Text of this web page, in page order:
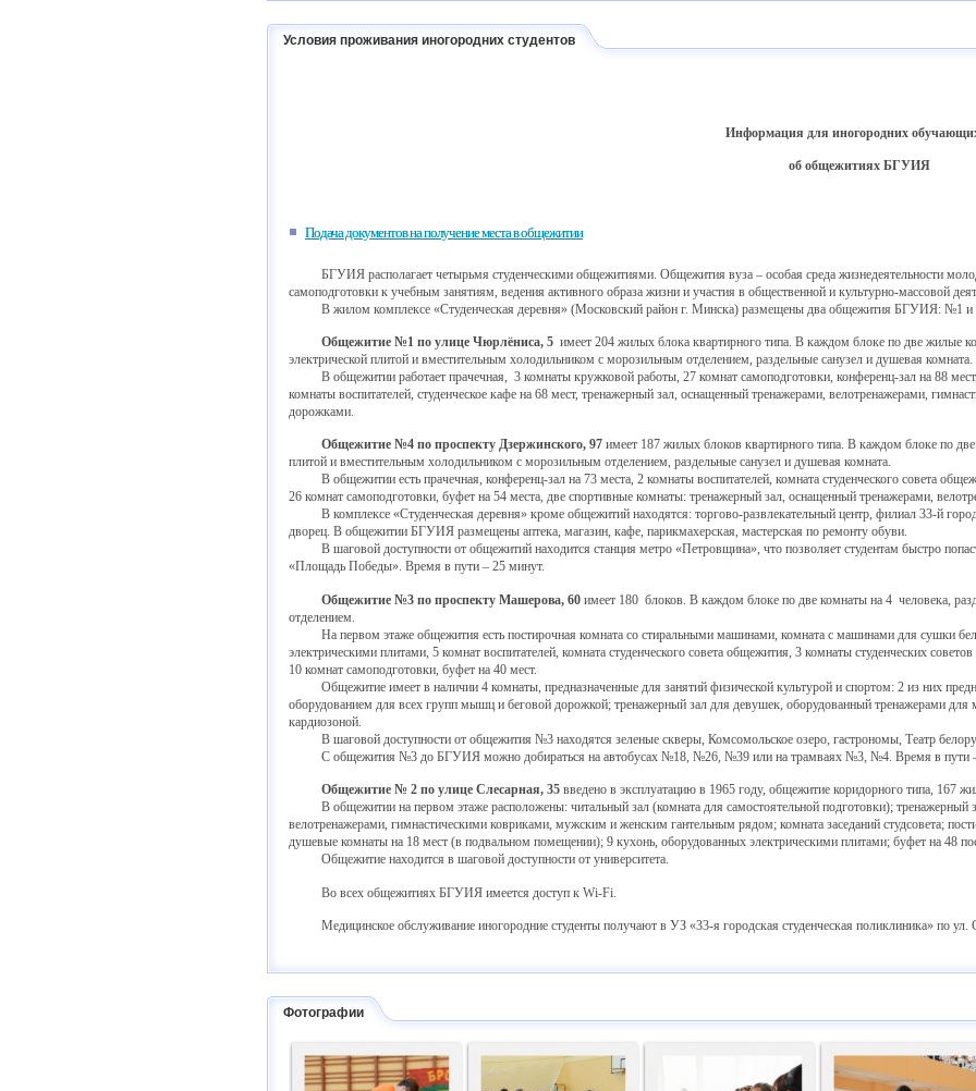
Условия проживания иногородних студентов
Информация для иногородних
об общежитиях БГУИЯ
Подача документов на получение места в общежитии
БГУИЯ располагает четырьмя студенческими общежитиями. Общежития вуза – особая среда жизнедеятельности
самоподготовки к учебным занятиям, ведения активного образа жизни и участия в общественной и культурно-массовой
В жилом комплексе «Студенческая деревня» (Московский район г. Минска) размещены два общежития БГУИЯ: №1
Общежитие №1 по улице Чюрлёниса, 5 имеет 204 жилых блока квартирного типа. В каждом блоке по две жилые
электрической плитой и вместительным холодильником с морозильным отделением, раздельные санузел и душевая комната.
В общежитии работает прачечная, 3 комнаты кружковой работы, 27 комнат самоподготовки, конференц-зал на 88 мест,
комнаты воспитателей, студенческое кафе на 68 мест, тренажерный зал, оснащенный тренажерами, велотренажерами,
дорожками.
Общежитие №4 по проспекту Дзержинского, 97 имеет 187 жилых блоков квартирного типа. В каждом блоке по
плитой и вместительным холодильником с морозильным отделением, раздельные санузел и душевая комната.
В общежитии есть прачечная, конференц-зал на 73 места, 2 комнаты воспитателей, комната студенческого совета
26 комнат самоподготовки, буфет на 54 места, две спортивные комнаты: тренажерный зал, оснащенный тренажерами,
В комплексе «Студенческая деревня» кроме общежитий находятся: торгово-развлекательный центр, филиал 33-й
дворец. В общежитии БГУИЯ размещены аптека, магазин, кафе, парикмахерская, мастерская по ремонту обуви.
В шаговой доступности от общежитий находится станция метро «Петровщина», что позволяет студентам быстро
«Площадь Победы». Время в пути – 25 минут.
Общежитие №3 по проспекту Машерова, 60 имеет 180 блоков. В каждом блоке по две комнаты на 4 человека,
отделением.
На первом этаже общежития есть постирочная комната со стиральными машинами, комната с машинами для сушки
электрическими плитами, 5 комнат воспитателей, комната студенческого совета общежития, 3 комнаты студенческих
10 комнат самоподготовки, буфет на 40 мест.
Общежитие имеет в наличии 4 комнаты, предназначенные для занятий физической культурой и спортом: 2 из них
оборудованием для всех групп мышц и беговой дорожкой; тренажерный зал для девушек, оборудованный тренажерами
кардиозоной.
В шаговой доступности от общежития №3 находятся зеленые скверы, Комсомольское озеро, гастрономы, Театр
С общежития №3 до БГУИЯ можно добираться на автобусах №18, №26, №39 или на трамваях №3, №4. Время в пути –
Общежитие № 2 по улице Слесарная, 35 введено в эксплуатацию в 1965 году, общежитие коридорного типа, 167
В общежитии на первом этаже расположены: читальный зал (комната для самостоятельной подготовки); тренажерный
велотренажерами, гимнастическими ковриками, мужским и женским гантельным рядом; комната заседаний студсовета;
душевые комнаты на 18 мест (в подвальном помещении); 9 кухонь, оборудованных электрическими плитами; буфет на 48
Общежитие находится в шаговой доступности от университета.
Во всех общежитиях БГУИЯ имеется доступ к Wi-Fi.
Медицинское обслуживание иногородние студенты получают в УЗ «33-я городская студенческая поликлиника» по ул.
Фотографии